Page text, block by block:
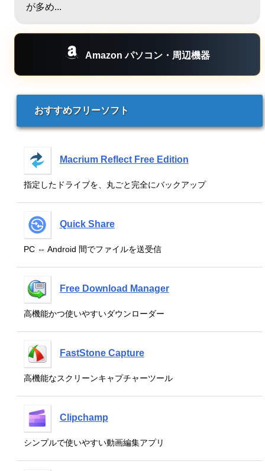
が多め...
Amazon パソコン・周辺機器
おすすめフリーソフト
Macrium Reflect Free Edition
指定したドライブを、丸ごと完全にバックアップ
Quick Share
PC ⇔ Android 間でファイルを送受信
Free Download Manager
高機能かつ使いやすいダウンローダー
FastStone Capture
高機能なスクリーンキャプチャーツール
Clipchamp
シンプルで使いやすい動画編集アプリ